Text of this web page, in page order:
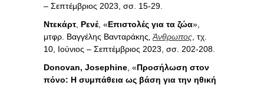
– Σεπτέμβριος 2023, σσ. 15-29.
Ντεκάρτ Ρενέ, «Επιστολές για τα ζώα»,
μτφρ. Βαγγέλης Βανταράκης Άνθρωπος , τχ.
10, Ιούνιος – Σεπτέμβριος 2023, σσ. 202-208.
Donovan, Josephine , «Προσήλωση στον
πόνο: Η συμπάθεια ως βάση για την ηθική